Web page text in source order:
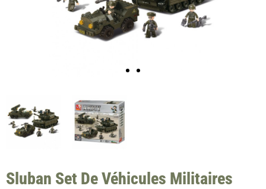
Sluban Set De Véhicules Militaires